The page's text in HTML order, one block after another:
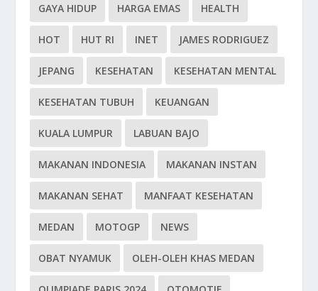
GAYA HIDUP HARGA EMAS HEALTH
HOT HUT RI INET JAMES RODRIGUEZ
JEPANG KESEHATAN KESEHATAN MENTAL
KESEHATAN TUBUH KEUANGAN
KUALA LUMPUR LABUAN BAJO
MAKANAN INDONESIA MAKANAN INSTAN
MAKANAN SEHAT MANFAAT KESEHATAN
MEDAN MOTOGP NEWS
OBAT NYAMUK OLEH-OLEH KHAS MEDAN